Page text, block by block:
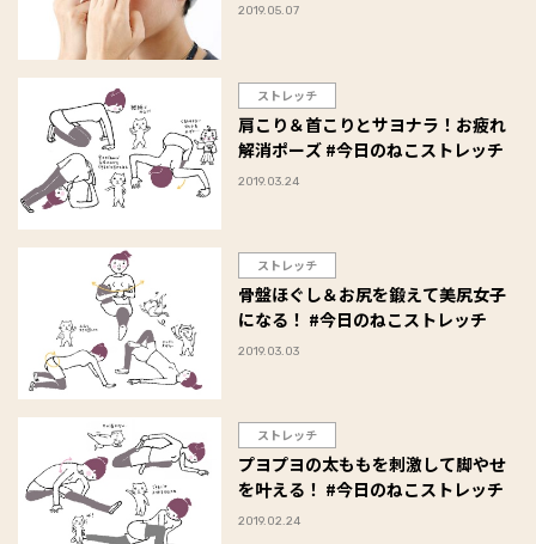
2019.05.07
ストレッチ
肩こり＆首こりとサヨナラ！お疲れ
解消ポーズ #今日のねこストレッチ
2019.03.24
ストレッチ
骨盤ほぐし＆お尻を鍛えて美尻女子
になる！ #今日のねこストレッチ
2019.03.03
ストレッチ
プヨプヨの太ももを刺激して脚やせ
を叶える！ #今日のねこストレッチ
2019.02.24